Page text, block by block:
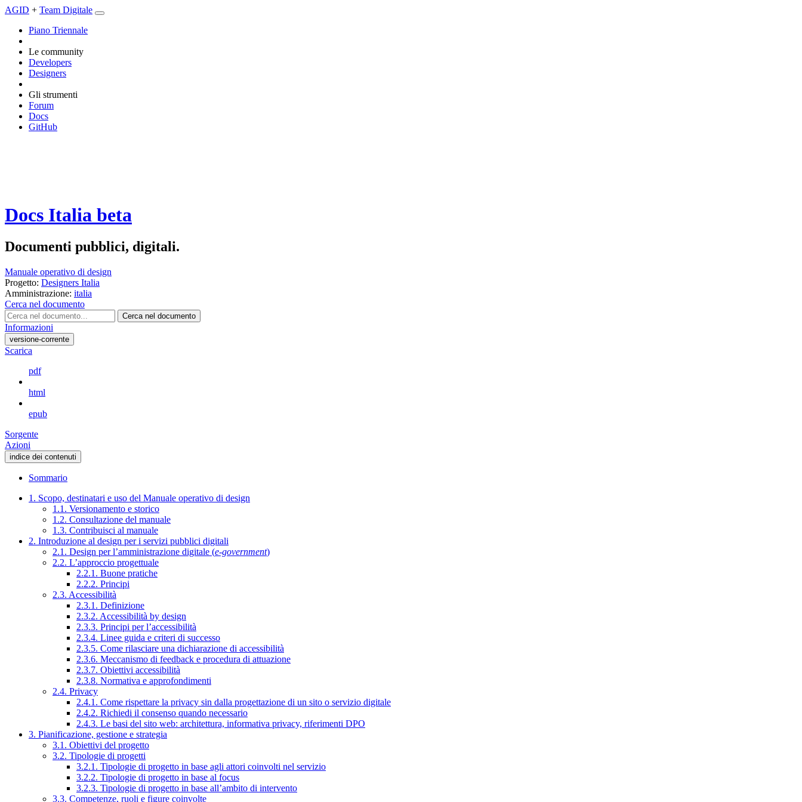
AGID + Team Digitale
Piano Triennale
Le community
Developers
Designers
Gli strumenti
Forum
Docs
GitHub
Docs Italia beta
Documenti pubblici, digitali.
Manuale operativo di design
Progetto: Designers Italia
Amministrazione: italia
Cerca nel documento
Cerca nel documento
Informazioni
versione-corrente
Scarica
pdf
html
epub
Sorgente
Azioni
indice dei contenuti
Sommario
1. Scopo, destinatari e uso del Manuale operativo di design
1.1. Versionamento e storico
1.2. Consultazione del manuale
1.3. Contribuisci al manuale
2. Introduzione al design per i servizi pubblici digitali
2.1. Design per l’amministrazione digitale (e-government)
2.2. L’approccio progettuale
2.2.1. Buone pratiche
2.2.2. Principi
2.3. Accessibilità
2.3.1. Definizione
2.3.2. Accessibilità by design
2.3.3. Principi per l’accessibilità
2.3.4. Linee guida e criteri di successo
2.3.5. Come rilasciare una dichiarazione di accessibilità
2.3.6. Meccanismo di feedback e procedura di attuazione
2.3.7. Obiettivi accessibilità
2.3.8. Normativa e approfondimenti
2.4. Privacy
2.4.1. Come rispettare la privacy sin dalla progettazione di un sito o servizio digitale
2.4.2. Richiedi il consenso quando necessario
2.4.3. Le basi del sito web: architettura, informativa privacy, riferimenti DPO
3. Pianificazione, gestione e strategia
3.1. Obiettivi del progetto
3.2. Tipologie di progetti
3.2.1. Tipologie di progetto in base agli attori coinvolti nel servizio
3.2.2. Tipologie di progetto in base al focus
3.2.3. Tipologie di progetto in base all’ambito di intervento
3.3. Competenze, ruoli e figure coinvolte